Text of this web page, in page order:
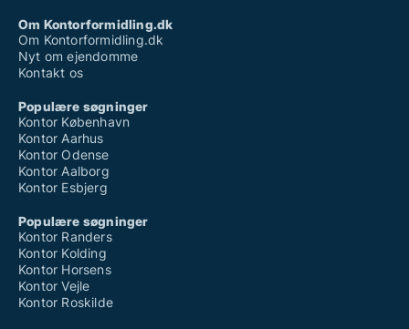
Om Kontorformidling.dk
Om Kontorformidling.dk
Nyt om ejendomme
Kontakt os
Populære søgninger
Kontor København
Kontor Aarhus
Kontor Odense
Kontor Aalborg
Kontor Esbjerg
Populære søgninger
Kontor Randers
Kontor Kolding
Kontor Horsens
Kontor Vejle
Kontor Roskilde